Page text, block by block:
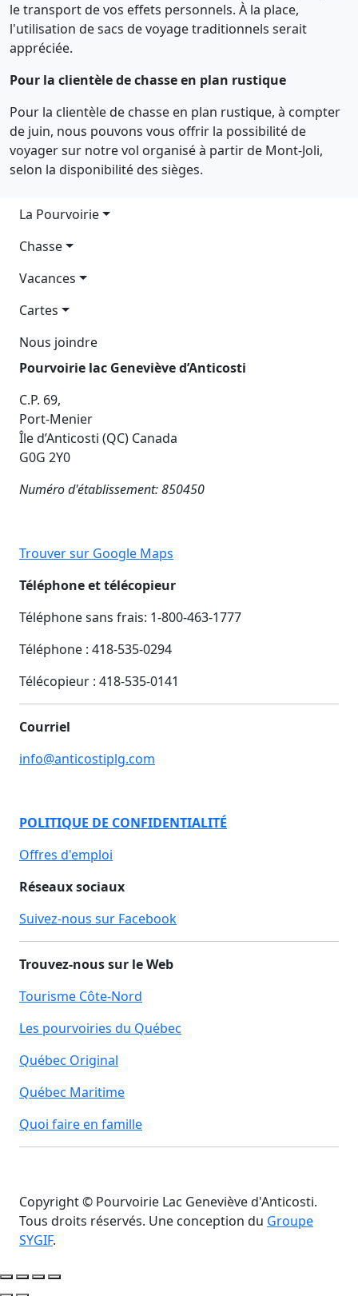
le transport de vos effets personnels. À la place,
l'utilisation de sacs de voyage traditionnels serait
appréciée.
Pour la clientèle de chasse en plan rustique
Pour la clientèle de chasse en plan rustique, à compter
de juin, nous pouvons vous offrir la possibilité de
voyager sur notre vol organisé à partir de Mont-Joli,
selon la disponibilité des sièges.
Main navigation
La Pourvoirie
Chasse
Vacances
Cartes
Nous joindre
Pourvoirie lac Geneviève d’Anticosti
C.P. 69,
Port-Menier
Île d’Anticosti (QC) Canada
G0G 2Y0
Numéro d'établissement: 850450
Trouver sur Google Maps
Téléphone et télécopieur
Téléphone sans frais: 1-800-463-1777
Téléphone : 418-535-0294
Télécopieur : 418-535-0141
Courriel
info@anticostiplg.com
POLITIQUE DE CONFIDENTIALITÉ
Offres d'emploi
Réseaux sociaux
Suivez-nous sur Facebook
Trouvez-nous sur le Web
Tourisme Côte-Nord
Les pourvoiries du Québec
Québec Original
Québec Maritime
Quoi faire en famille
Copyright © Pourvoirie Lac Geneviève d'Anticosti.
Tous droits réservés. Une conception du Groupe
SYGIF.